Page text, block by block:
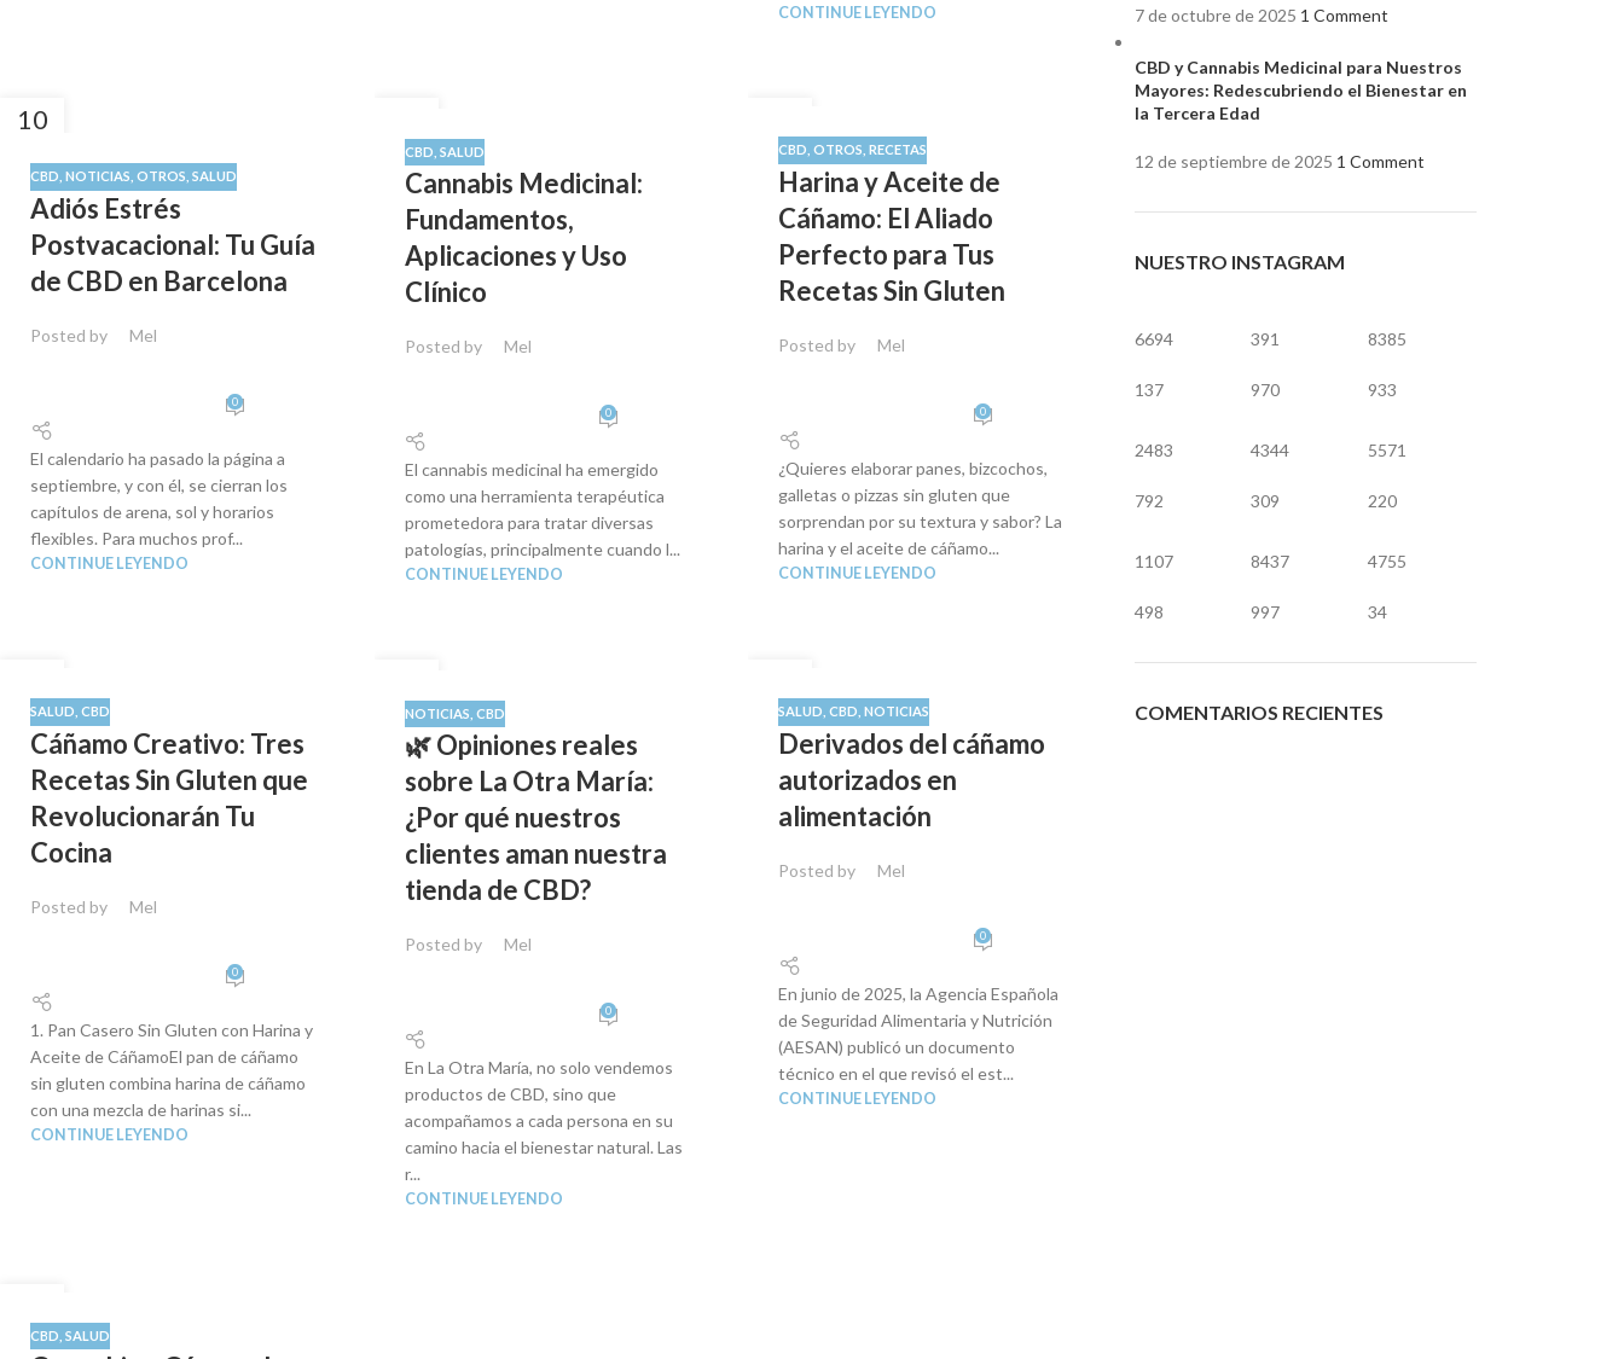
CONTINUE LEYENDO
10
CBD NOTICIAS OTROS SALUD
Adiós Estrés
Postvacacional: Tu Guía
de CBD en Barcelona
Posted by Mel
0
El calendario ha pasado la página a
septiembre, y con él, se cierran los
capítulos de arena, sol y horarios
flexibles. Para muchos prof...
CONTINUE LEYENDO
SEP
CBD SALUD
Cannabis Medicinal:
Fundamentos,
Aplicaciones y Uso
Clínico
Posted by Mel
0
El cannabis medicinal ha emergido
como una herramienta terapéutica
prometedora para tratar diversas
patologías, principalmente cuando l...
CONTINUE LEYENDO
SEP
CBD ,OTROS ,RECETAS
Harina y Aceite de
Cáñamo: El Aliado
Perfecto para Tus
Recetas Sin Gluten
Posted by Mel
0
¿Quieres elaborar panes, bizcochos,
galletas o pizzas sin gluten que
sorprendan por su textura y sabor? La
harina y el aceite de cáñamo...
CONTINUE LEYENDO
SEP
SALUD CBD
Cáñamo Creativo: Tres
Recetas Sin Gluten que
Revolucionarán Tu
Cocina
Posted by Mel
0
1. Pan Casero Sin Gluten con Harina y
Aceite de CáñamoEl pan de cáñamo
sin gluten combina harina de cáñamo
con una mezcla de harinas si...
CONTINUE LEYENDO
SEP
NOTICIAS CBD
🌿 Opiniones reales
sobre La Otra María:
¿Por qué nuestros
clientes aman nuestra
tienda de CBD?
Posted by Mel
0
En La Otra María, no solo vendemos
productos de CBD, sino que
acompañamos a cada persona en su
camino hacia el bienestar natural. Las
r...
CONTINUE LEYENDO
AGO
SALUD ,CBD ,NOTICIAS
Derivados del cáñamo
autorizados en
alimentación
Posted by Mel
0
En junio de 2025, la Agencia Española
de Seguridad Alimentaria y Nutrición
(AESAN) publicó un documento
técnico en el que revisó el est...
CONTINUE LEYENDO
AGO
CBD SALUD
7 de octubre de 2025 1 Comment
CBD y Cannabis Medicinal para Nuestros
Mayores: Redescubriendo el Bienestar en
la Tercera Edad
12 de septiembre de 2025 1 Comment
NUESTRO INSTAGRAM
6694
137
391
970
8385
933
2483
792
4344
309
5571
220
1107
498
8437
997
4755
34
COMENTARIOS RECIENTES